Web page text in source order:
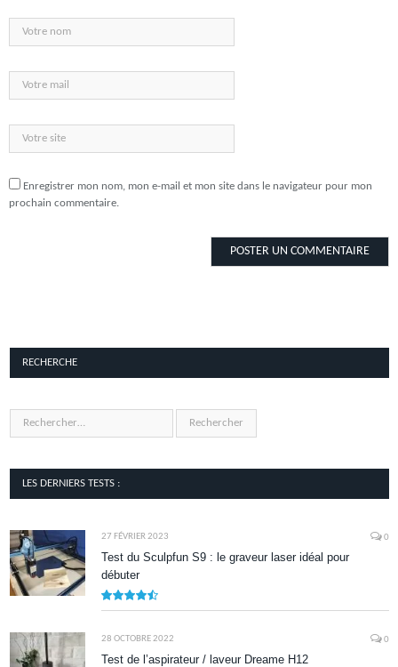
Enregistrer mon nom, mon e-mail et mon site dans le navigateur pour mon
prochain commentaire.
RECHERCHE
LES DERNIERS TESTS :
27 FÉVRIER 2023 0
Test du Sculpfun S9 : le graveur laser idéal pour
débuter
28 OCTOBRE 2022 0
Test de l’aspirateur / laveur Dreame H12